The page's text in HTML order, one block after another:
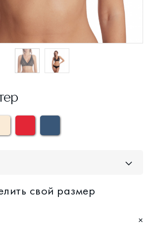
свой размер